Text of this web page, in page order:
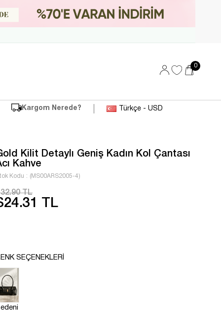
0
Kargom Nerede? Türkçe - USD
Kilit Detaylı Geniş Kadın Kol Çantası
Kahve
Kodu (MS00ARS2005-4)
TL
TL
SEÇENEKLERI